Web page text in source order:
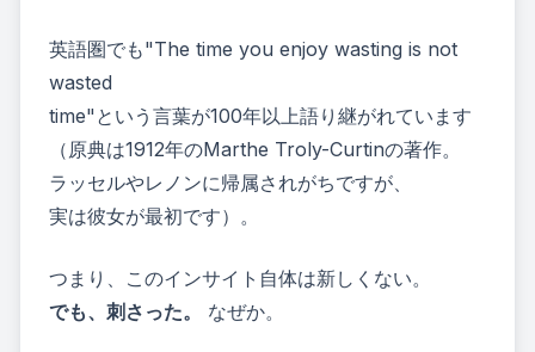
英語圏でも"The time you enjoy wasting is not
wasted
time"という言葉が100年以上語り継がれています
（原典は1912年のMarthe Troly-Curtinの著作。
ラッセルやレノンに帰属されがちですが、
実は彼女が最初です）。
つまり、このインサイト自体は新しくない。
でも、刺さった。
なぜか。